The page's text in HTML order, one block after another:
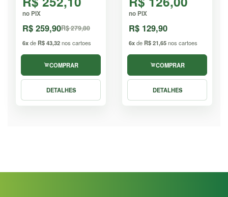
no PIX
R$ 259,90R$ 279,80
6xde R$ 43,32nos cartoes
COMPRAR
DETALHES
no PIX
R$ 129,90
6xde R$ 21,65nos cartoes
COMPRAR
DETALHES